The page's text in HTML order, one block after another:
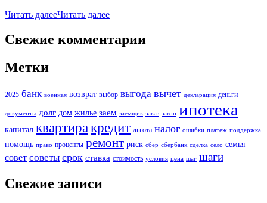
Читать далееЧитать далее
Свежие комментарии
Метки
2025 банк военная возврат выбор выгода вычет декларация деньги
документы долг дом жилье заем заемщик заказ закон ипотека
капитал квартиракредит льгота налог ошибки платеж поддержка
помощь право проценты ремонт риск сбер сбербанк сделка село семья
совет советы срок ставка стоимость условия цена шаг шаги
Свежие записи